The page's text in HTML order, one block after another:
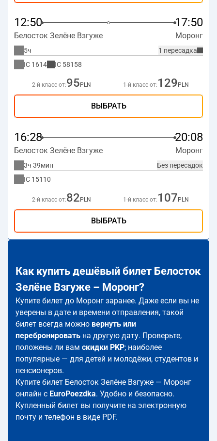
12:50 17:50
Белосток Зелёне Взгуже Моронг
1 пересадка
5ч
IC 1614 IC 58158
2-й класс от:95 PLN 1-й класс от: 129 PLN
ВЫБРАТЬ
16:28 20:08
Белосток Зелёне Взгуже Моронг
Без пересадок
3ч 39мин
IC 15110
2-й класс от:82 PLN 1-й класс от: 107 PLN
ВЫБРАТЬ
Как купить дешёвый билет Белосток
Зелёне Взгуже – Моронг?
Купите билет до Моронг заранее. Даже если вы не
уверены в дате и времени отправления, такой
билет всегда можно вернуть или
перебронировать на другую дату. Проверьте,
положены ли вам скидки PKP; наиболее
популярные — для детей и молодёжи, студентов и
пенсионеров.
Купите билет Белосток Зелёне Взгуже — Моронг
онлайн с EuroPoezdka. Удобно и безопасно.
Купленный билет вы получите на электронную
почту и телефон в виде PDF.